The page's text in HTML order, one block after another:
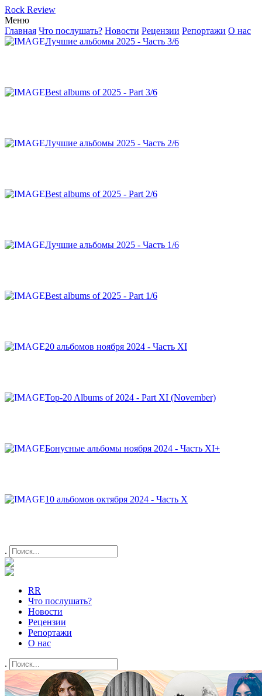
Rock Review
Меню
Главная Что послушать? Новости Рецензии Репортажи О нас
Лучшие альбомы 2025 - Часть 3/6
Best albums of 2025 - Part 3/6
Лучшие альбомы 2025 - Часть 2/6
Best albums of 2025 - Part 2/6
Лучшие альбомы 2025 - Часть 1/6
Best albums of 2025 - Part 1/6
20 альбомов ноября 2024 - Часть XI
Top-20 Albums of 2024 - Part XI (November)
Бонусные альбомы ноября 2024 - Часть XI+
10 альбомов октября 2024 - Часть X
.
RR
Что послушать?
Новости
Рецензии
Репортажи
О нас
.